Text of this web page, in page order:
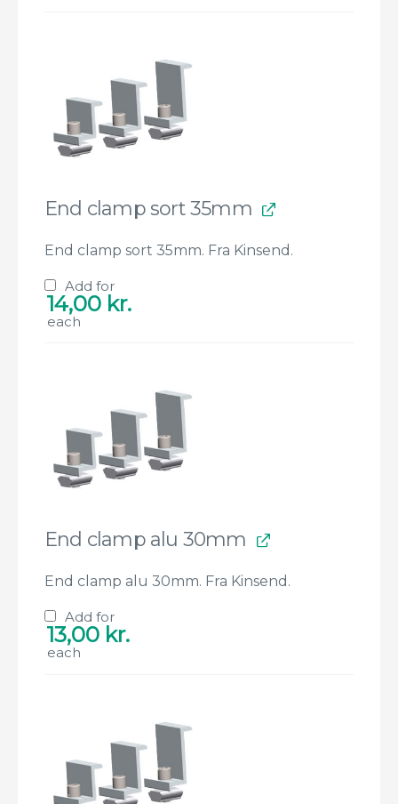
End clamp sort 35mm
End clamp sort 35mm. Fra Kinsend.
Add for
14,00 kr.
each
End clamp alu 30mm
End clamp alu 30mm. Fra Kinsend.
Add for
13,00 kr.
each